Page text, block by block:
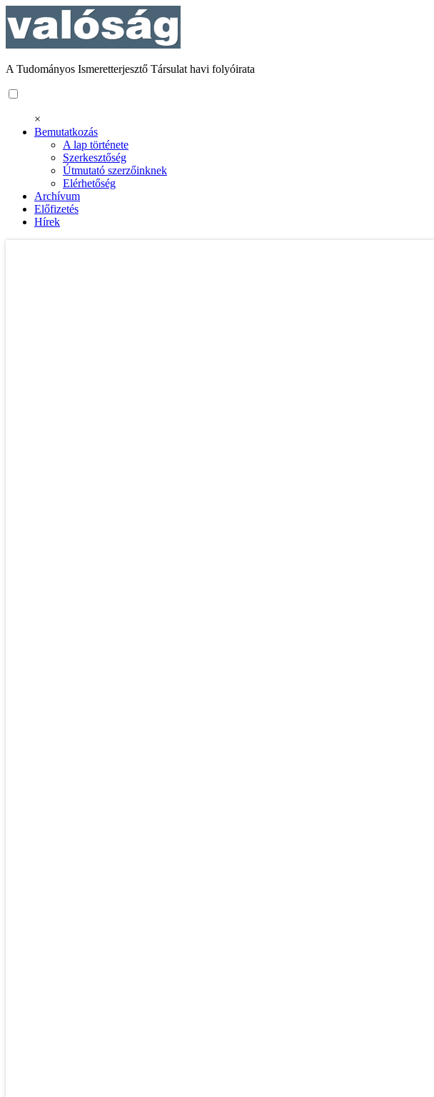
A Tudományos Ismeretterjesztő Társulat havi folyóirata
×
Bemutatkozás
A lap története
Szerkesztőség
Útmutató szerzőinknek
Elérhetőség
Archívum
Előfizetés
Hírek